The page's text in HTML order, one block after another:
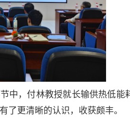
中，付林教授就长输供热低能
了更清晰的认识，收获颇丰。